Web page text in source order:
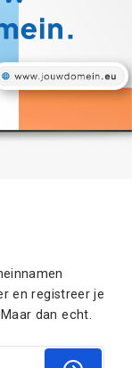
en registreer je
dan echt.